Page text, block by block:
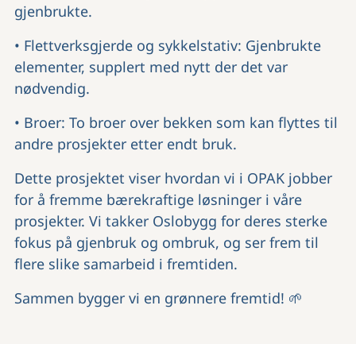
gjenbrukte.
• Flettverksgjerde og sykkelstativ: Gjenbrukte
elementer, supplert med nytt der det var
nødvendig.
• Broer: To broer over bekken som kan flyttes til
andre prosjekter etter endt bruk.
Dette prosjektet viser hvordan vi i OPAK jobber
for å fremme bærekraftige løsninger i våre
prosjekter. Vi takker Oslobygg for deres sterke
fokus på gjenbruk og ombruk, og ser frem til
flere slike samarbeid i fremtiden.
Sammen bygger vi en grønnere fremtid! 🌱